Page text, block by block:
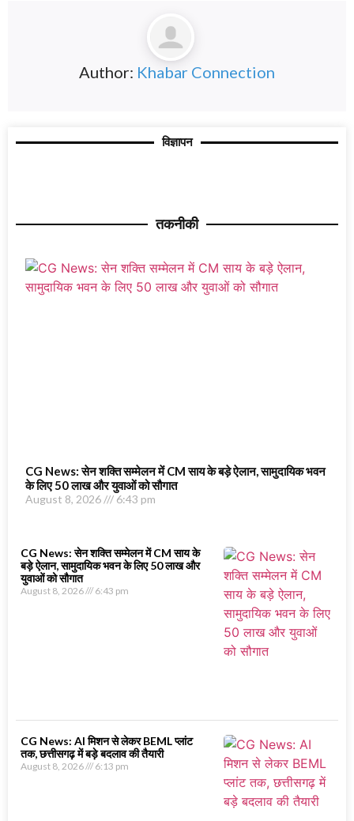
Author: Khabar Connection
विज्ञापन
तकनीकी
CG News: सेन शक्ति सम्मेलन में CM साय के बड़े ऐलान, सामुदायिक भवन
के लिए 50 लाख और युवाओं को सौगात
August 8, 2026 6:43 pm
CG News: सेन शक्ति सम्मेलन में CM साय के
बड़े ऐलान, सामुदायिक भवन के लिए 50 लाख और
युवाओं को सौगात
August 8, 2026 6:43 pm
CG News: AI मिशन से लेकर BEML प्लांट
तक, छत्तीसगढ़ में बड़े बदलाव की तैयारी
August 8, 2026 6:13 pm